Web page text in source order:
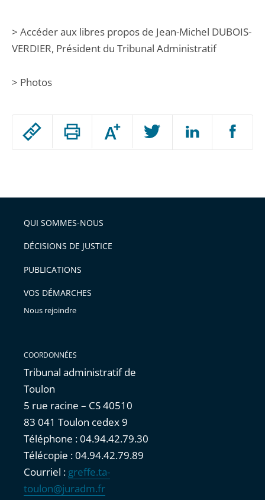
Passer
arriver
après
Augmenter
ou
l'article
pour
avant
> Accéder aux libres propos de Jean-Michel DUBOIS-
VERDIER, Président du Tribunal Administratif
> Photos
QUI SOMMES-NOUS
DÉCISIONS DE JUSTICE
PUBLICATIONS
VOS DÉMARCHES
Nous rejoindre
COORDONNÉES
Tribunal administratif de
Toulon
5 rue racine – CS 40510
83 041 Toulon cedex 9
Téléphone : 04.94.42.79.30
Télécopie : 04.94.42.79.89
Courriel : greffe.ta-
toulon@juradm.fr